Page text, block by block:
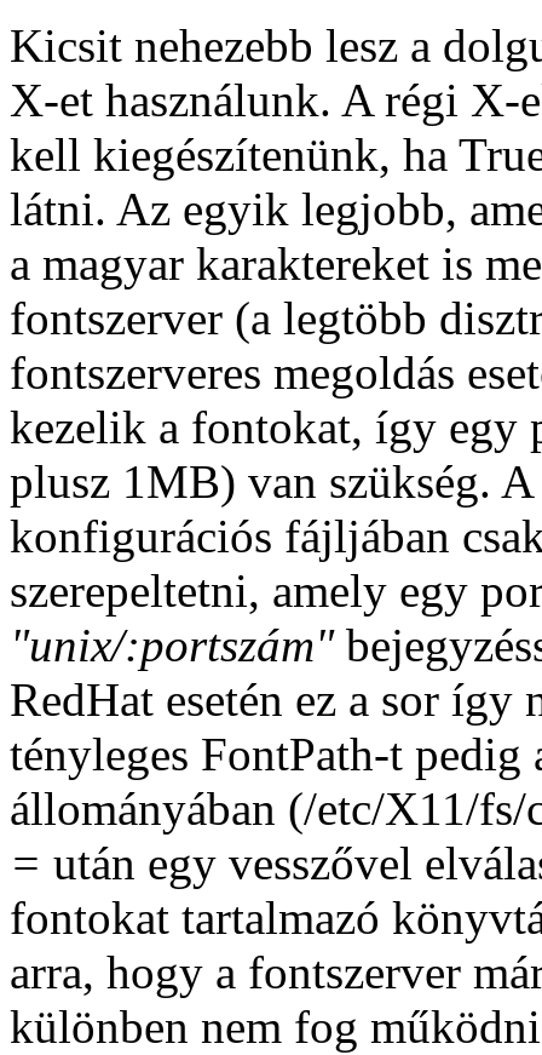
Kicsit nehezebb lesz a
X-et használunk. A régi X-
kell kiegészítenünk, ha
látni. Az egyik legjobb,
a magyar karaktereket is
fontszerver (a legtöbb
fontszerveres megoldás
kezelik a fontokat, így egy
plusz 1MB) van szükség.
konfigurációs fájljában
szerepeltetni, amely egy
"unix/:portszám"
RedHat esetén ez a sor így
tényleges FontPath-t
állományában (/etc/X11/
= után egy vesszővel
fontokat tartalmazó
arra, hogy a fontszerver
különben nem fog